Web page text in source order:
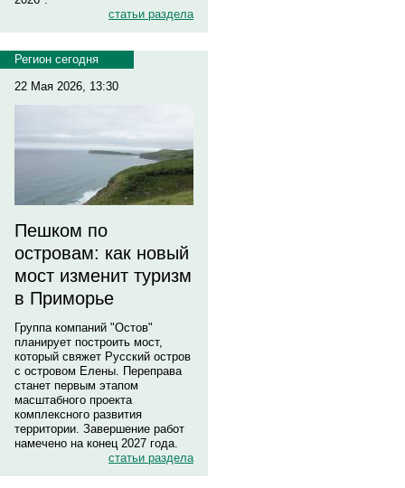
статьи раздела
Регион сегодня
22 Мая 2026, 13:30
Пешком по
островам: как новый
мост изменит туризм
в Приморье
Группа компаний "Остов"
планирует построить мост,
который свяжет Русский остров
с островом Елены. Переправа
станет первым этапом
масштабного проекта
комплексного развития
территории. Завершение работ
намечено на конец 2027 года.
статьи раздела